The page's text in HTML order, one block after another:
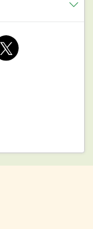
とで、胃
鈍い痛み
または食
、嘔吐、
に症状が